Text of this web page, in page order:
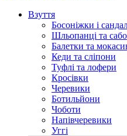
Взуття
Босоніжки і
Шльопанці та сабо
Балетки та
Кеди та сліпони
Туфлі та лофери
Кросівки
Черевики
Ботильйони
Чоботи
Напівчеревики
Уггі